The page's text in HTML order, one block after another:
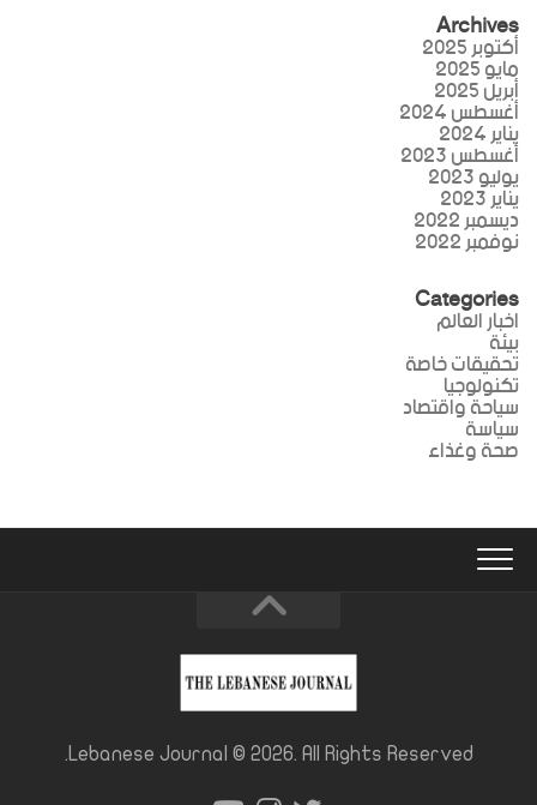
Archives
أكتوبر 2025
مايو 2025
أبريل 2025
أغسطس 2024
يناير 2024
أغسطس 2023
يوليو 2023
يناير 2023
ديسمبر 2022
نوفمبر 2022
Categories
اخبار العالم
بيئة
تحقيقات خاصة
تكنولوجيا
سياحة واقتصاد
سياسة
صحة وغذاء
Lebanese Journal © 2026. All Rights Reserved.